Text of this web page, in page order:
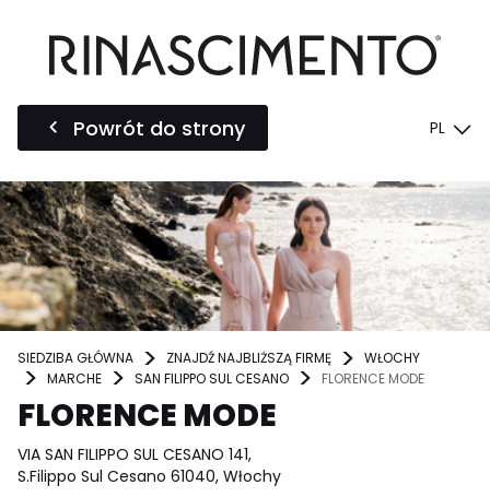
Powrót do strony PL
SIEDZIBA GŁÓWNA ZNAJDŹ NAJBLIŻSZĄ FIRMĘ
WŁOCHY
MARCHE
SAN FILIPPO SUL CESANO FLORENCE MODE
FLORENCE MODE
VIA SAN FILIPPO SUL CESANO 141,
S.Filippo Sul Cesano 61040, Włochy